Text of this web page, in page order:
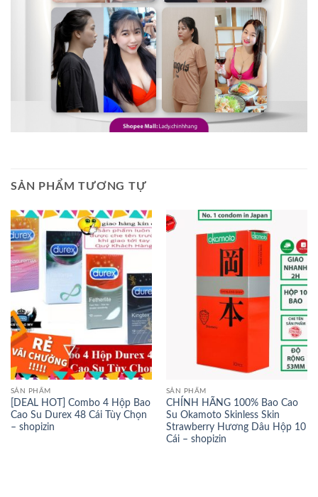
SẢN PHẨM TƯƠNG TỰ
SẢN PHẨM
[DEAL HOT] Combo 4 Hộp Bao
Cao Su Durex 48 Cái Tùy Chọn
– shopizin
SẢN PHẨM
CHÍNH HÃNG 100% Bao Cao
Su Okamoto Skinless Skin
Strawberry Hương Dâu Hộp 10
Cái – shopizin